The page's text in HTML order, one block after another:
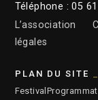
Téléphone : 05
L’association
légales
PLAN DU SITE
Festival